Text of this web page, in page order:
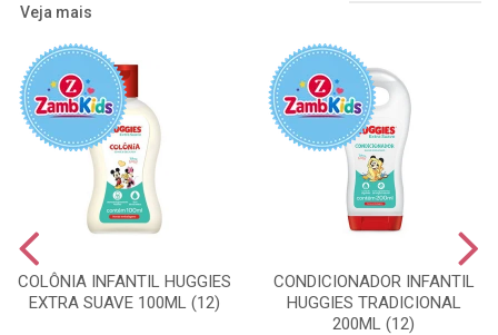
Veja mais
COLÔNIA INFANTIL HUGGIES
EXTRA SUAVE 100ML (12)
CONDICIONADOR INFANTIL
HUGGIES TRADICIONAL
200ML (12)